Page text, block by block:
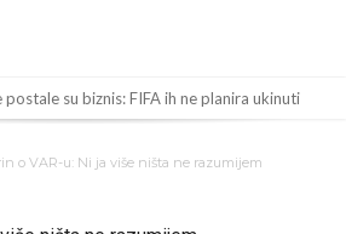
su biznis: FIFA ih ne planira ukinuti
nije dešavalo: Sinner i Alcaraz odustaju, a
o VAR-u: Ni ja više ništa ne razumijem